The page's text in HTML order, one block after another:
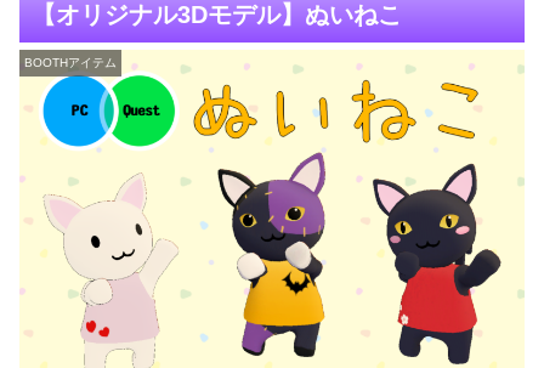
【オリジナル3Dモデル】ぬいねこ
BOOTHアイテム